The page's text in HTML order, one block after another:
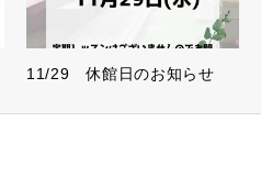
11/29 休館日のお知らせ